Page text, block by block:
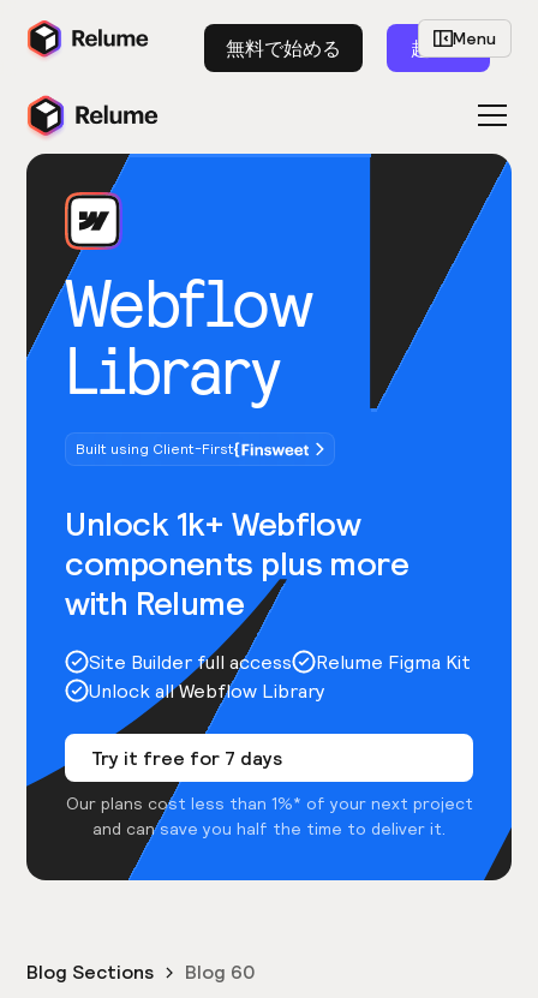
無料で始める 起動
Webflow
Library
Built using Client-First
Unlock 1k+ Webflow
components plus more
with Relume
Site Builder full access
Relume Figma Kit
Unlock all Webflow Library
Try it free for 7 days
Our plans cost less than 1%* of your next project
and can save you half the time to deliver it.
Menu
Blog Sections Blog 60